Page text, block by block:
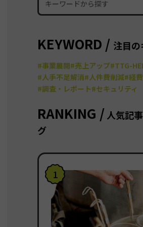
KEYWORD / 注目
#事業展開#売上アップ#TTG-
#人手不足解消#人件費削減#経
#調査・レポート#セキュリティ
RANKING / 人気記
グ
1